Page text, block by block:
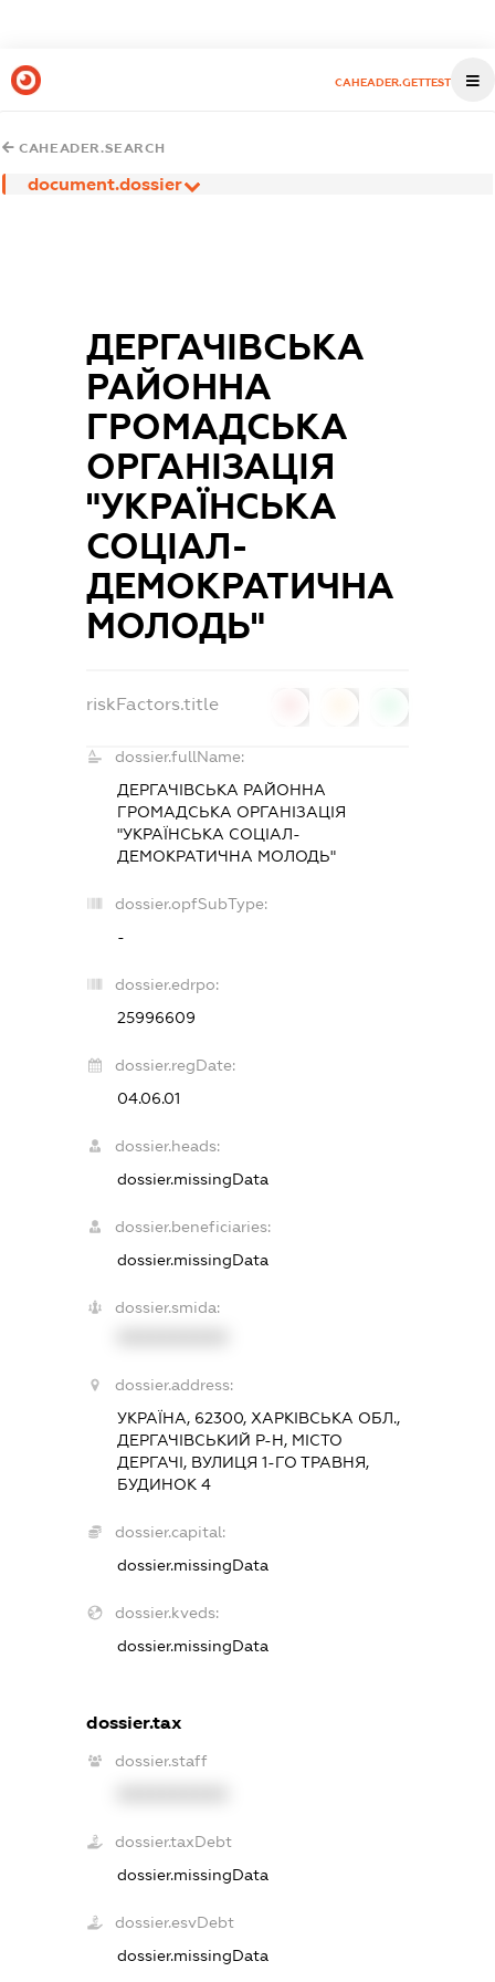
CAHEADER.GETTEST
CAHEADER.SEARCH
document.dossier
ДЕРГАЧІВСЬКА
РАЙОННА
ГРОМАДСЬКА
ОРГАНІЗАЦІЯ
"УКРАЇНСЬКА
СОЦІАЛ-
ДЕМОКРАТИЧНА
МОЛОДЬ"
riskFactors.title
dossier.fullName:
ДЕРГАЧІВСЬКА РАЙОННА
ГРОМАДСЬКА ОРГАНІЗАЦІЯ
"УКРАЇНСЬКА СОЦІАЛ-
ДЕМОКРАТИЧНА МОЛОДЬ"
dossier.opfSubType:
-
dossier.edrpo:
25996609
dossier.regDate:
04.06.01
dossier.heads:
dossier.missingData
dossier.beneficiaries:
dossier.missingData
dossier.smida:
dossier.address:
УКРАЇНА, 62300, ХАРКІВСЬКА ОБЛ.,
ДЕРГАЧІВСЬКИЙ Р-Н, МІСТО
ДЕРГАЧІ, ВУЛИЦЯ 1-ГО ТРАВНЯ,
БУДИНОК 4
dossier.capital:
dossier.missingData
dossier.kveds:
dossier.missingData
dossier.tax
dossier.staff
dossier.taxDebt
dossier.missingData
dossier.esvDebt
dossier.missingData